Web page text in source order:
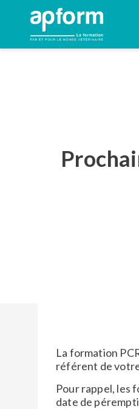
contenu
La formation
référent de
Pour rappel, les
date de